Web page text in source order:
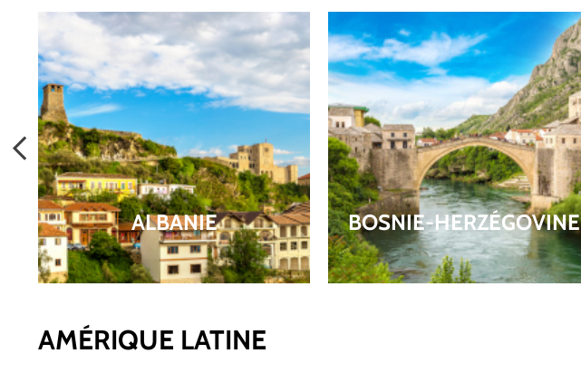
ALBANIE BOSNIE-HERZÉGOVINE
AMÉRIQUE LATINE